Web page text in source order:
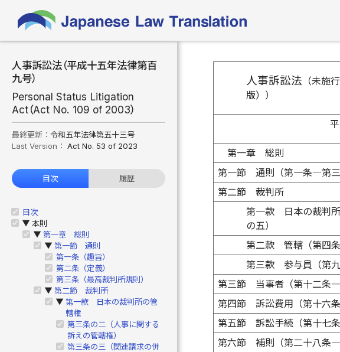
人事訴訟法（平成十五年法律第百
九号）
Personal Status Litigation
Act（Act No. 109 of 2003）
最終更新： 令和五年法律第五十三号
Last Version： Act No. 53 of 2023
目次 履歴
目次
▶ 本則
▶ 第一章 総則
▶ 第一節 通則
第一条（趣旨）
第二条（定義）
第三条（最高裁判所規則）
▶ 第二節 裁判所
▶ 第一款 日本の裁判所の管
轄権
第三条の二（人事に関する
訴えの管轄権）
第三条の三（関連請求の併
人事訴訟法 （未
版））
第一章 総則
第一節 通則（第一条―第三
第二節 裁判所
第一款 日本の裁判
の五）
第二款 管轄（第四
第三款 参与員（第
第三節 当事者（第十二条―
第四節 訴訟費用（第十六条
第五節 訴訟手続（第十七
第六節 補則（第二十八条―